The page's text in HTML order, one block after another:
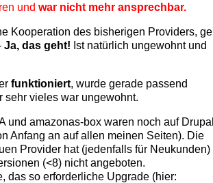
und war nicht mehr ansprechbar.
Kooperation des bisherigen Providers,
Ja, das geht! Ist natürlich ungewohnt und
funktioniert, wurde gerade passend
sehr vieles war ungewohnt.
und amazonas-box waren noch auf
Anfang an auf allen meinen Seiten). Die
Provider hat (jedenfalls für Neukunden)
(<8) nicht angeboten.
das so erforderliche Upgrade (hier: